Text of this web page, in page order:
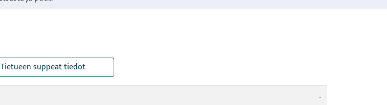
Tietueen suppeat tiedot
-